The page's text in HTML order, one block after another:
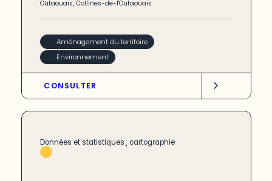
Outaouais,Collines-de-l'Outaouais
Aménagement du territoire
Environnement
CONSULTER
Données et statistiques, cartographie